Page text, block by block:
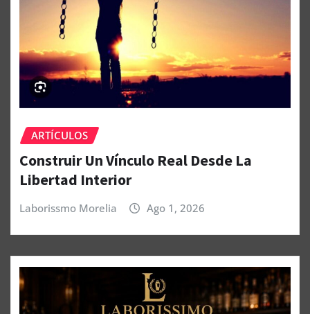
ARTÍCULOS
Construir Un Vínculo Real Desde La
Libertad Interior
Laborissmo Morelia Ago 1, 2026